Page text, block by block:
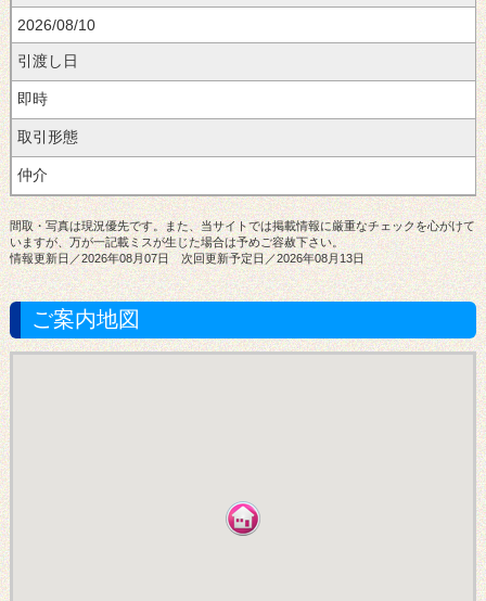
2026/08/10
引渡し日
取引形態
間取・写真は現況優先です。また、当サイトでは掲載情報に厳重なチェックを心がけて
いますが、万が一記載ミスが生じた場合は予めご容赦下さい。
情報更新日／2026年08月07日 次回更新予定日／2026年08月13日
ご案内地図